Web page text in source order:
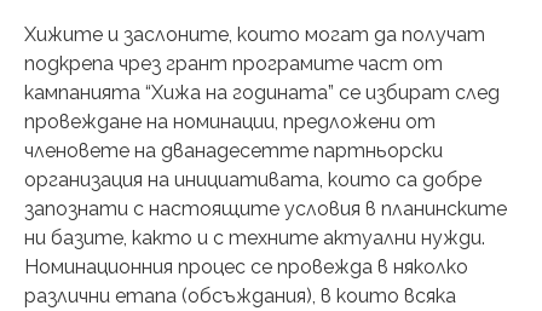
Хижите и заслоните, които могат да получат
подкрепа чрез грант програмите част от
кампанията “Хижа на годината” се избират след
провеждане на номинации, предложени от
членовете на дванадесетте партньорски
организация на инициативата, които са добре
запознати с настоящите условия в планинските
ни базите, както и с техните актуални нужди.
Номинационния процес се провежда в няколко
различни етапа (обсъждания), в които всяка